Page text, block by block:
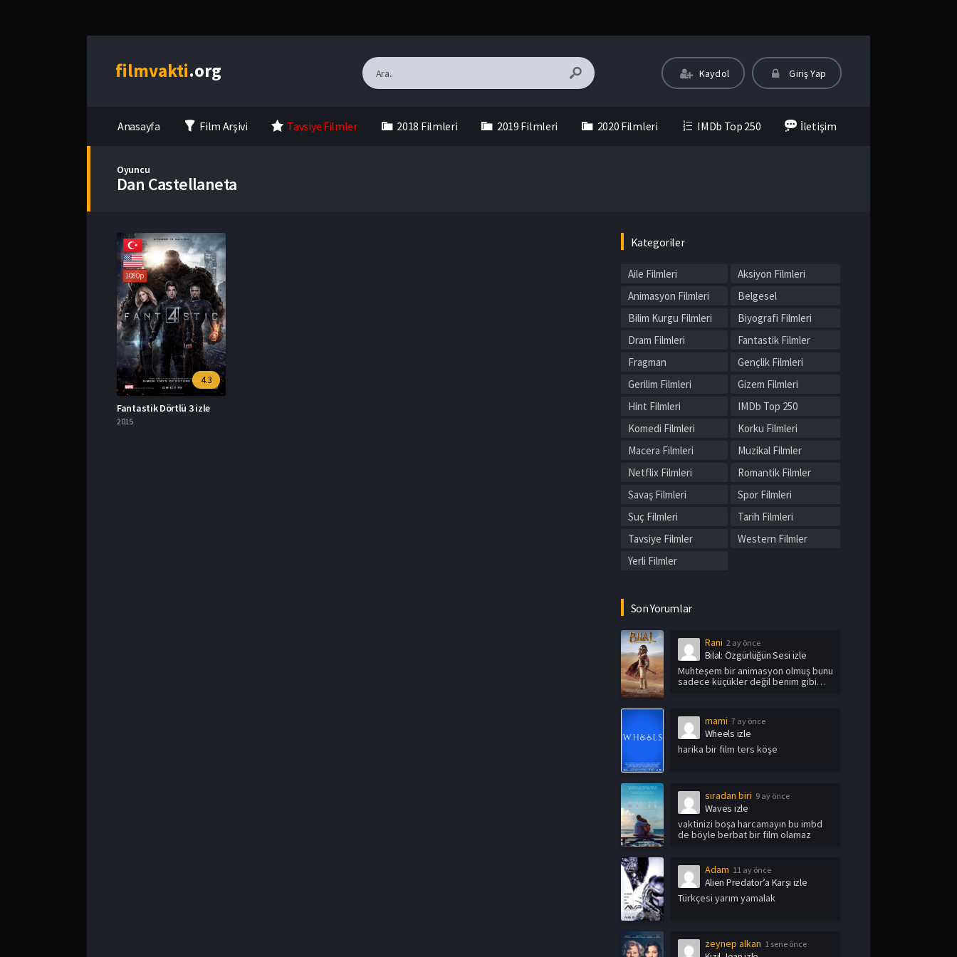
filmvakti.org Kaydol Giriş Yap
Anasayfa Film Arşivi Tavsiye Filmler 2018 Filmleri 2019 Filmleri 2020 Filmleri IMDb Top 250 İletişim
Oyuncu
Dan Castellaneta
1080p
4.3
Fantastik Dörtlü 3 izle
2015
Kategoriler
Aile Filmleri
Aksiyon Filmleri
Animasyon Filmleri
Belgesel
Bilim Kurgu Filmleri
Biyografi Filmleri
Dram Filmleri
Fantastik Filmler
Fragman
Gençlik Filmleri
Gerilim Filmleri
Gizem Filmleri
Hint Filmleri
IMDb Top 250
Komedi Filmleri
Korku Filmleri
Macera Filmleri
Muzikal Filmler
Netflix Filmleri
Romantik Filmler
Savaş Filmleri
Spor Filmleri
Suç Filmleri
Tarih Filmleri
Tavsiye Filmler
Western Filmler
Yerli Filmler
Son Yorumlar
Rani 2 ay önce
Bilal: Özgürlüğün Sesi izle
Muhteşem bir animasyon olmuş bunu
sadece küçükler değil benim gibi
mami 7 ay önce
Wheels izle
harika bir film ters köşe
sıradan biri 9 ay önce
Waves izle
vaktinizi boşa harcamayın bu imbd
de böyle berbat bir film olamaz
Adam 11 ay önce
Alien Predator’a Karşı izle
Türkçesi yarım yamalak
zeynep alkan 1 sene önce